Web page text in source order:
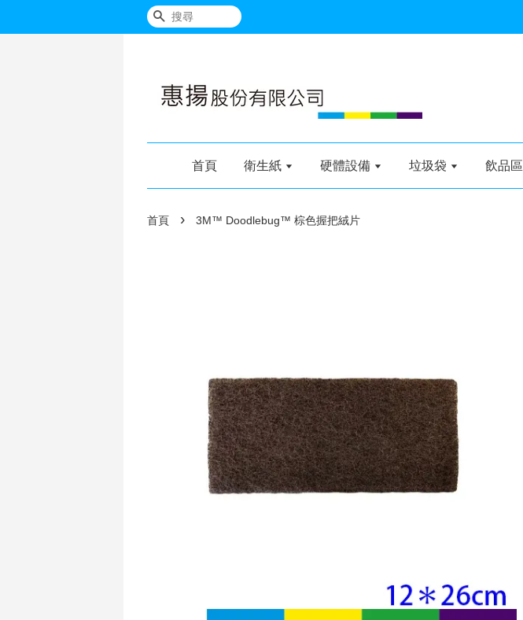
搜尋
首頁 衛生紙 硬體設備 垃圾袋 飲品區
首頁 › 3M™ Doodlebug™ 棕色握把絨片